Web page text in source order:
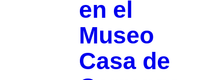
en el
Museo
Casa de